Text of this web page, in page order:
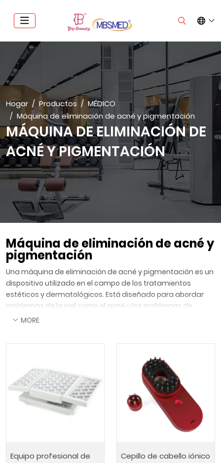
Hogar Productos
MÉDICO
Máquina de eliminación de acné y pigmentación
MÁQUINA DE ELIMINACIÓN DE
ACNÉ Y PIGMENTACIÓN
Máquina de eliminación de acné y
pigmentación
Una máquina de eliminación de acné y pigmentación es un
dispositivo utilizado en el campo de los tratamientos
estéticos y dermatológicos. Está diseñado para abordar
problemas de la piel como el acné y los problemas de
pigmentación, con el objetivo de mejorar la apariencia y
MORE
Equipo profesional de
Cepillo de cabello iónico